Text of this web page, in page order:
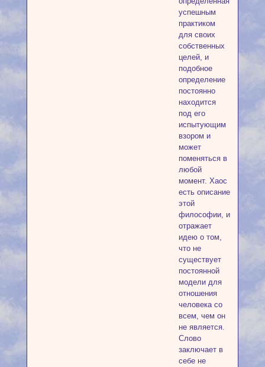
успешным
практиком
для своих
собственных
целей, и
подобное
определение
постоянно
находится
под его
испытующим
взором и
может
поменяться в
любой
момент. Хаос
есть описание
этой
философии, и
отражает
идею о том,
что не
существует
постоянной
модели для
отношения
человека со
всем, чем он
не является.
Слово
заключает в
себе не